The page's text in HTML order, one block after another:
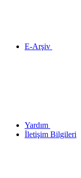
E-Arşiv
Yardım
İletişim Bilgileri